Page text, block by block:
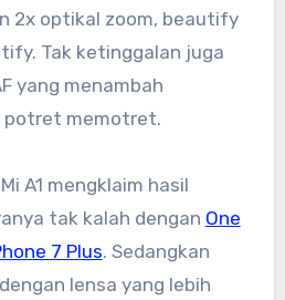
2x optikal zoom, beautify
Tak ketinggalan juga
yang menambah
potret memotret.
A1 mengklaim hasil
tak kalah dengan One
7 Plus. Sedangkan
lensa yang lebih